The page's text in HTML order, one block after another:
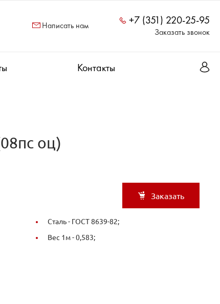
Написать нам +7 (351) 220-25-95
Заказать звонок
Контакты
оц)
Заказать
Сталь - ГОСТ 8639-82;
Вес 1м -0,583;